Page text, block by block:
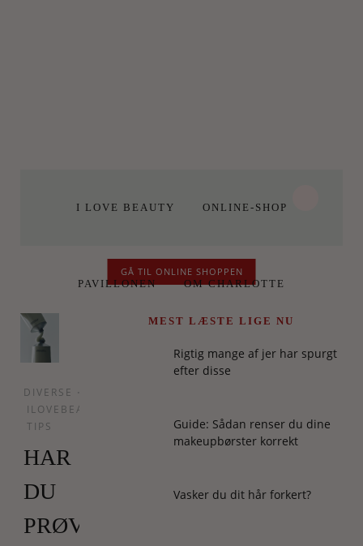
I LOVE BEAUTY ONLINE-SHOP
PAVILLONEN OM CHARLOTTE
GÅ TIL ONLINE SHOPPEN
DIVERSE •
ILOVEBEAUTY
TIPS
HAR
DU
PRØVET
MEST LÆSTE LIGE NU
Rigtig mange af jer har spurgt
efter disse
Guide: Sådan renser du dine
makeupbørster korrekt
Vasker du dit hår forkert?